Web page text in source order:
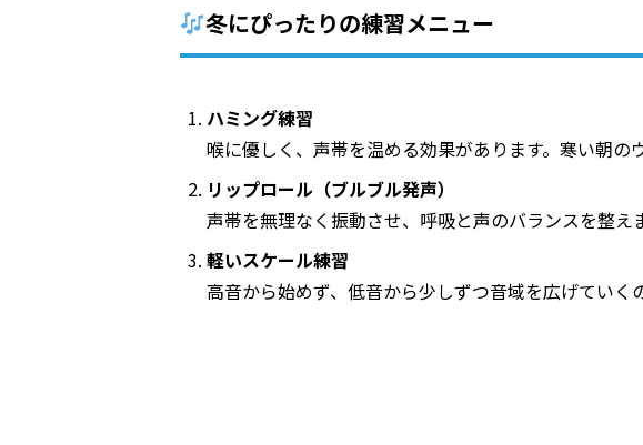
冬にぴったりの練習メニュー
ハミング練習
喉に優しく、声帯を温める効果があります。寒い朝の
リップロール（ブルブル発声）
声帯を無理なく振動させ、呼吸と声のバランスを整え
軽いスケール練習
高音から始めず、低音から少しずつ音域を広げていく